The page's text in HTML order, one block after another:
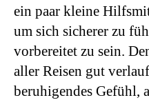
ein paar kleine
um sich sicherer zu
vorbereitet zu sein.
aller Reisen gut
beruhigendes Gefühl,